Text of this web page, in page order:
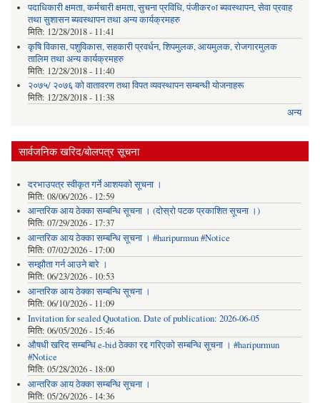
पदाधिकारी क्षमता, कर्मचारी क्षमता, सुचना प्रविधि, पंजीकर०ा ब्यवस्थापन, सेवा प्रवाह
तथा सुशासन ब्यवस्थापन तथा अन्य कार्यक्रमहरु
मिति: 12/28/2018 - 11:41
कृषि विकास, पशुविकास, सहकारी प्रवर्धन, शिपमुलक, आयमुलक, रोजगारमुलक
तालिम तथा अन्य कार्यक्रमहरु
मिति: 12/28/2018 - 11:40
२०७५/ २०७६ को वातावरण तथा विपत व्यवस्थापन सम्बन्धी योजनाहरू
मिति: 12/28/2018 - 11:38
अन्य
सार्वजनिक खरिद/बोलपत्र सूचना
दरभाउपत्र स्वीकृत गर्ने आशयको सूचना ।
मिति: 08/06/2026 - 12:59
आन्तरिक आय ठेक्का सम्बन्धि सूचना । (दोस्रो पटक प्रकाशित सूचना ।)
मिति: 07/29/2026 - 17:37
आन्तरिक आय ठेक्का सम्बन्धि सूचना । #haripurmun #Notice
मिति: 07/02/2026 - 17:00
सम्झौता गर्न आउने बारे ।
मिति: 06/23/2026 - 10:53
आन्तरिक आय ठेक्का सम्बन्धि सूचना ।
मिति: 06/10/2026 - 11:09
Invitation for sealed Quotation. Date of publication: 2026-06-05
मिति: 06/05/2026 - 15:46
औषधी खरिद सम्बन्धि e-bid ठेक्का रद्द गरिएको सम्बन्धि सूचना । #haripurmun
#Notice
मिति: 05/28/2026 - 18:00
आन्तरिक आय ठेक्का सम्बन्धि सूचना ।
मिति: 05/26/2026 - 14:36